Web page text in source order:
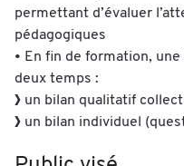
permettant d’évaluer
pédagogiques
• En fin de formation,
deux temps :
un bilan qualitatif
un bilan individuel